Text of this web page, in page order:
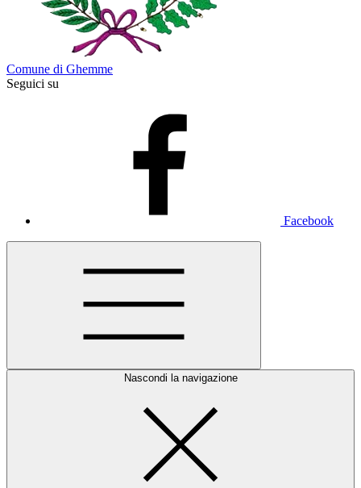
Comune di Ghemme
Seguici su
Facebook
Nascondi la navigazione